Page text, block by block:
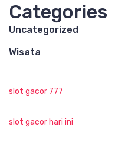
Categories
Uncategorized
Wisata
slot gacor 777
slot gacor hari ini